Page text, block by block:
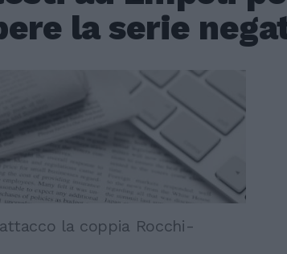
la serie
la coppia Rocchi-